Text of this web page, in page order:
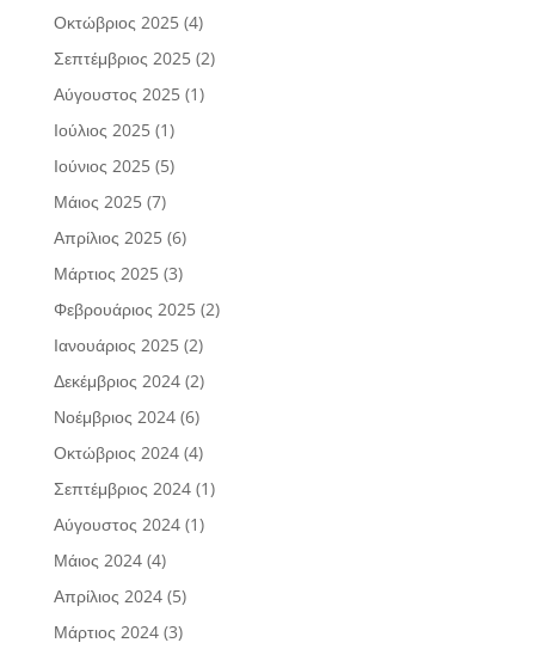
Οκτώβριος 2025(4)
Σεπτέμβριος 2025(2)
Αύγουστος 2025(1)
Ιούλιος 2025(1)
Ιούνιος 2025(5)
Μάιος 2025(7)
Απρίλιος 2025(6)
Μάρτιος 2025(3)
Φεβρουάριος 2025(2)
Ιανουάριος 2025(2)
Δεκέμβριος 2024(2)
Νοέμβριος 2024(6)
Οκτώβριος 2024(4)
Σεπτέμβριος 2024(1)
Αύγουστος 2024(1)
Μάιος 2024(4)
Απρίλιος 2024(5)
Μάρτιος 2024(3)